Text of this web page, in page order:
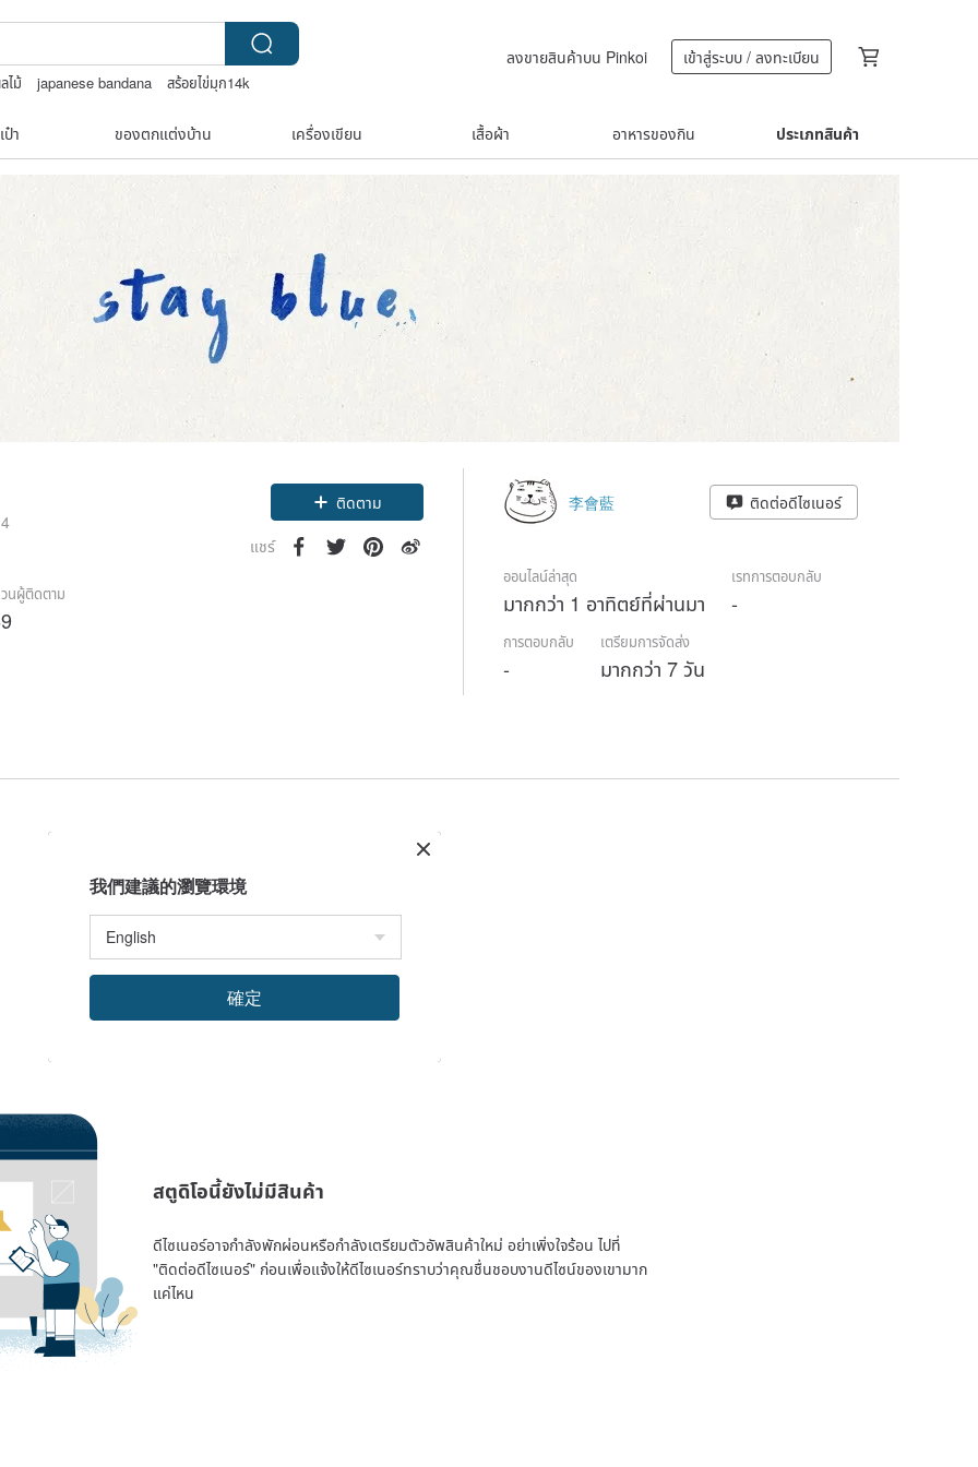
ไม้ japanese bandana สร้อยไข่มุก14k
ลงขายสินค้าบน Pinkoi เข้าสู่ระบบ / ลงทะเบียน
ป๋า ของตกแต่งบ้าน เครื่องเขียน เสื้อผ้า อาหารของกิน ประเภทสินค้า
นผู้ติดตาม
ติดตาม
แชร์
李會藍 ติดต่อดีไซเนอร์
ออนไลน์ล่าสุด
มากกว่า 1 อาทิตย์ที่ผ่านมา
เรทการตอบกลับ
-
การตอบกลับ
-
เตรียมการจัดส่ง
มากกว่า 7 วัน
สตูดิโอนี้ยังไม่มีสินค้า
ดีไซเนอร์อาจกำลังพักผ่อนหรือกำลังเตรียมตัวอัพสินค้าใหม่ อย่าเพิ่งใจร้อน ไปที่
"ติดต่อดีไซเนอร์" ก่อนเพื่อแจ้งให้ดีไซเนอร์ทราบว่าคุณชื่นชอบงานดีไซน์ของเขามาก
แค่ไหน
我們建議的瀏覽環境
確定